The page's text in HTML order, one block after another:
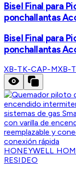
Bisel Final para
ponchallantas
Bisel Final para
ponchallantas
XB-TK-CAP-MXB-
HONEYWELL
RESIDEO